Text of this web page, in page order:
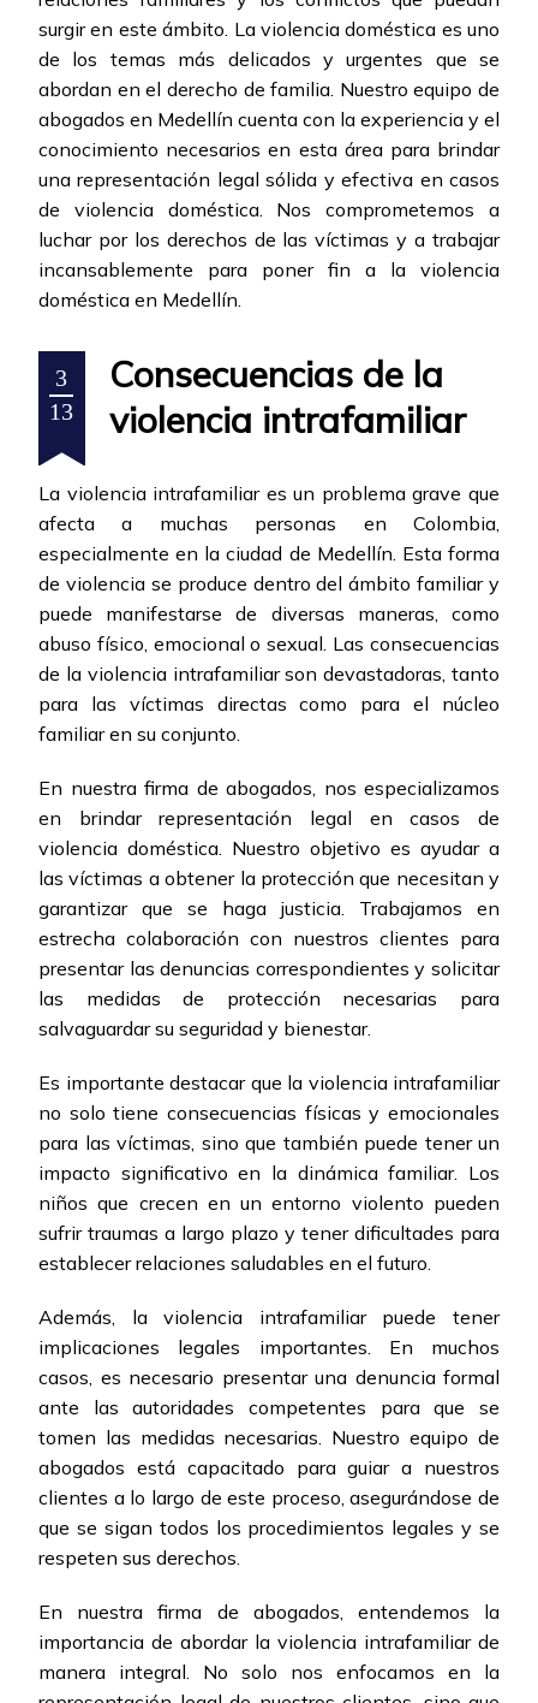
surgir en este ámbito. La violencia doméstica es uno
de los temas más delicados y urgentes que se
abordan en el derecho de familia. Nuestro equipo de
abogados en Medellín cuenta con la experiencia y el
conocimiento necesarios en esta área para brindar
una representación legal sólida y efectiva en casos
de violencia doméstica. Nos comprometemos a
luchar por los derechos de las víctimas y a trabajar
incansablemente para poner fin a la violencia
doméstica en Medellín.
3
13
Consecuencias de la
violencia intrafamiliar
La violencia intrafamiliar es un problema grave que
afecta a muchas personas en Colombia,
especialmente en la ciudad de Medellín. Esta forma
de violencia se produce dentro del ámbito familiar y
puede manifestarse de diversas maneras, como
abuso físico, emocional o sexual. Las consecuencias
de la violencia intrafamiliar son devastadoras, tanto
para las víctimas directas como para el núcleo
familiar en su conjunto.
En nuestra firma de abogados, nos especializamos
en brindar representación legal en casos de
violencia doméstica. Nuestro objetivo es ayudar a
las víctimas a obtener la protección que necesitan y
garantizar que se haga justicia. Trabajamos en
estrecha colaboración con nuestros clientes para
presentar las denuncias correspondientes y solicitar
las medidas de protección necesarias para
salvaguardar su seguridad y bienestar.
Es importante destacar que la violencia intrafamiliar
no solo tiene consecuencias físicas y emocionales
para las víctimas, sino que también puede tener un
impacto significativo en la dinámica familiar. Los
niños que crecen en un entorno violento pueden
sufrir traumas a largo plazo y tener dificultades para
establecer relaciones saludables en el futuro.
Además, la violencia intrafamiliar puede tener
implicaciones legales importantes. En muchos
casos, es necesario presentar una denuncia formal
ante las autoridades competentes para que se
tomen las medidas necesarias. Nuestro equipo de
abogados está capacitado para guiar a nuestros
clientes a lo largo de este proceso, asegurándose de
que se sigan todos los procedimientos legales y se
respeten sus derechos.
En nuestra firma de abogados, entendemos la
importancia de abordar la violencia intrafamiliar de
manera integral. No solo nos enfocamos en la